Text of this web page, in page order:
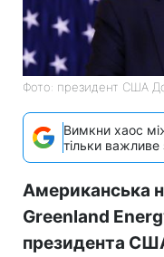
Фото: президент США
Вимкни хаос
тільки важливе
Американська
Greenland
президента